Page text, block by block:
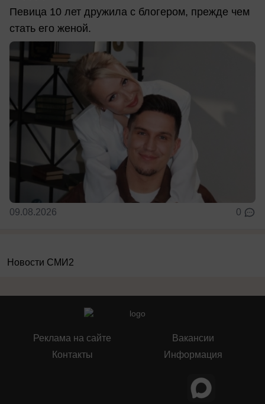
Певица 10 лет дружила с блогером, прежде чем
стать его женой.
09.08.2026 0
Новости СМИ2
Реклама на сайте
Контакты
Вакансии
Информация